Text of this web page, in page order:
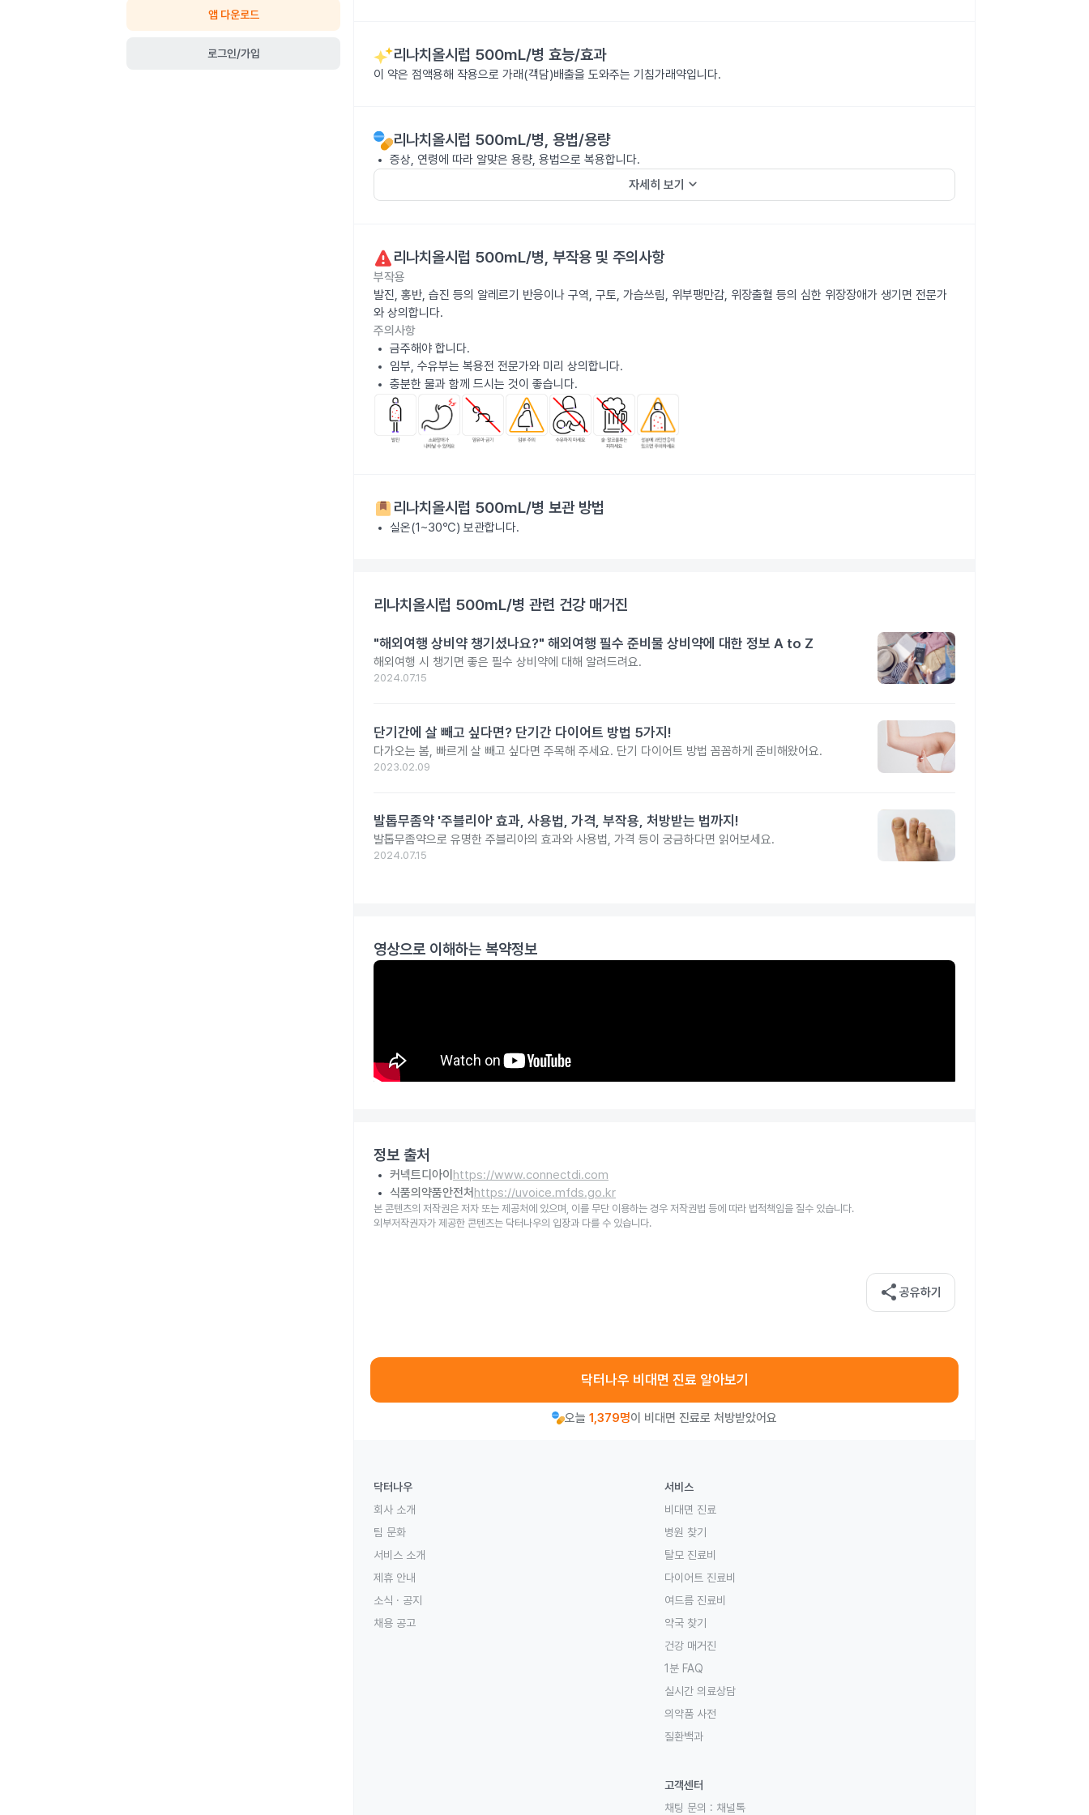
앱 다운로드
로그인/가입 리나치올시럽 500mL/병 효능/효과
이 약은 점액용해 작용으로 가래(객담)배출을 도와주는 기침가래약입니다.
리나치올시럽 500mL/병, 용법/용량
증상, 연령에 따라 알맞은 용량, 용법으로 복용합니다.
자세히 보기 keyboard_arrow_down
리나치올시럽 500mL/병, 부작용 및 주의사항
부작용
발진, 홍반, 습진 등의 알레르기 반응이나 구역, 구토, 가슴쓰림, 위부팽만감, 위장출혈 등의 심한 위장장애가 생기면 전문가
와 상의합니다.
주의사항
금주해야 합니다.
임부, 수유부는 복용전 전문가와 미리 상의합니다.
충분한 물과 함께 드시는 것이 좋습니다.
리나치올시럽 500mL/병 보관 방법
실온(1~30℃) 보관합니다.
리나치올시럽 500mL/병 관련 건강 매거진
"해외여행 상비약 챙기셨나요?" 해외여행 필수 준비물 상비약에 대한 정보 A to Z
해외여행 시 챙기면 좋은 필수 상비약에 대해 알려드려요.
2024.07.15
단기간에 살 빼고 싶다면? 단기간 다이어트 방법 5가지!
다가오는 봄, 빠르게 살 빼고 싶다면 주목해 주세요. 단기 다이어트 방법 꼼꼼하게 준비해왔어요.
2023.02.09
발톱무좀약 '주블리아' 효과, 사용법, 가격, 부작용, 처방받는 법까지!
발톱무좀약으로 유명한 주블리아의 효과와 사용법, 가격 등이 궁금하다면 읽어보세요.
2024.07.15
영상으로 이해하는 복약정보
정보 출처
커넥트디아이 https://www.connectdi.com
식품의약품안전처 https://uvoice.mfds.go.kr
본 콘텐츠의 저작권은 저자 또는 제공처에 있으며, 이를 무단 이용하는 경우 저작권법 등에 따라 법적책임을 질수 있습니다.
외부저작권자가 제공한 콘텐츠는 닥터나우의 입장과 다를 수 있습니다.
share 공유하기
닥터나우 비대면 진료 알아보기
오늘 1,379명이 비대면 진료로 처방받았어요
닥터나우
회사 소개
팀 문화
서비스 소개
제휴 안내
소식 · 공지
채용 공고
서비스
비대면 진료
병원 찾기
탈모 진료비
다이어트 진료비
여드름 진료비
약국 찾기
건강 매거진
1분 FAQ
실시간 의료상담
의약품 사전
질환백과
고객센터
채팅 문의 : 채널톡